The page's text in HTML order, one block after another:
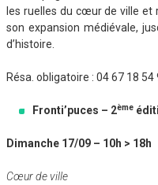
les ruelles du cœur de ville et
son expansion médiévale,
d’histoire.
Résa. obligatoire : 04 67 18 54
Fronti’puces – 2ème
Dimanche 17/09 – 10h > 18h
Cœur de ville